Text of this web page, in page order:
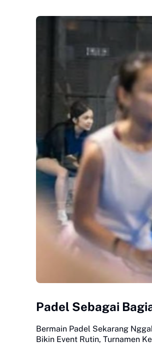
Padel Sebagai
Bermain Padel Sekarang
Bikin Event Rutin, Turnamen